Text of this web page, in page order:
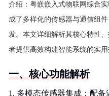
介绍： 粤嵌嵌入式物联网综合
成了多样化的传感器与通信组
发。本文详细解析其核心特性
者提供高效构建智能系统的实用
一、核心功能解析
1. 多模态传感器集成：配